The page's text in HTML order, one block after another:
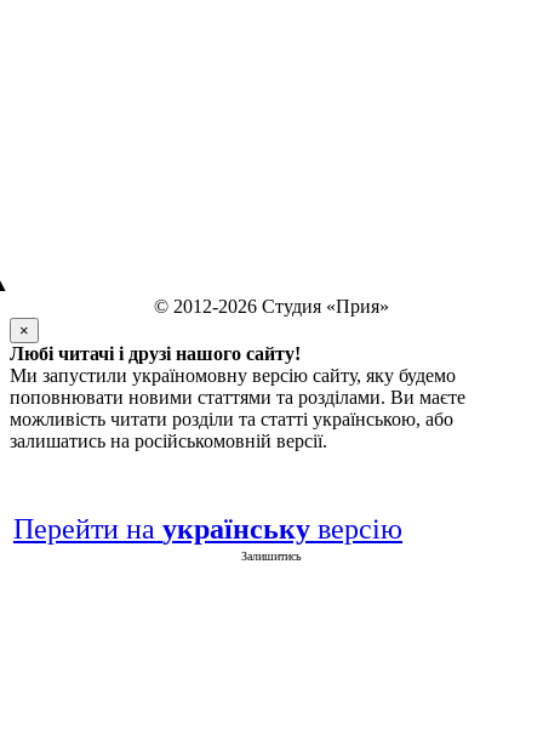
© 2012-2026 Студия «Прия»
×
Любі читачі і друзі нашого сайту!
Ми запустили україномовну версію сайту, яку будемо
поповнювати новими статтями та розділами. Ви маєте
можливість читати розділи та статті українською, або
залишатись на російськомовній версії.
Перейти на українську версію
Залишитись